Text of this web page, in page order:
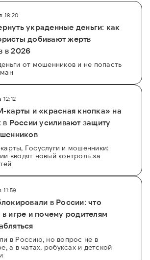
18:20
украденные деньги: как
добивают жертв
в 2026
от мошенников и не попасть
12:12
карты и «красная кнопка» на
в России усиливают защиту
Госуслуги и мошенники:
вводят новый контроль за
11:59
в России: что
игре и почему родителям
в Россию, но вопрос не в
а в чатах, робуксах и детской